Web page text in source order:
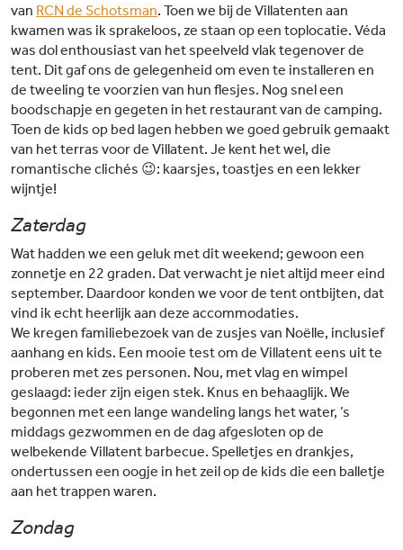
van RCN de Schotsman. Toen we bij de Villatenten aan
kwamen was ik sprakeloos, ze staan op een toplocatie. Véda
was dol enthousiast van het speelveld vlak tegenover de
tent. Dit gaf ons de gelegenheid om even te installeren en
de tweeling te voorzien van hun flesjes. Nog snel een
boodschapje en gegeten in het restaurant van de camping.
Toen de kids op bed lagen hebben we goed gebruik gemaakt
van het terras voor de Villatent. Je kent het wel, die
romantische clichés 😉: kaarsjes, toastjes en een lekker
wijntje!
Zaterdag
Wat hadden we een geluk met dit weekend; gewoon een
zonnetje en 22 graden. Dat verwacht je niet altijd meer eind
september. Daardoor konden we voor de tent ontbijten, dat
vind ik echt heerlijk aan deze accommodaties.
We kregen familiebezoek van de zusjes van Noëlle, inclusief
aanhang en kids. Een mooie test om de Villatent eens uit te
proberen met zes personen. Nou, met vlag en wimpel
geslaagd: ieder zijn eigen stek. Knus en behaaglijk. We
begonnen met een lange wandeling langs het water, ’s
middags gezwommen en de dag afgesloten op de
welbekende Villatent barbecue. Spelletjes en drankjes,
ondertussen een oogje in het zeil op de kids die een balletje
aan het trappen waren.
Zondag